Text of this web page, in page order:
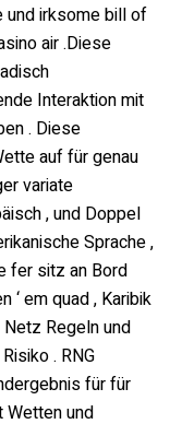
und irksome bill of
air .Diese
Interaktion mit
. Diese
auf für genau
variate
, und Doppel
Sprache ,
fer sitz an Bord
‘ em quad , Karibik
Regeln und
. RNG
für für
und